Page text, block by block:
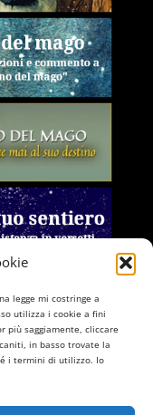
legge mi costringe a
utilizza i cookie a fini
più saggiamente, cliccare
in basso trovate la
i termini di utilizzo. Io